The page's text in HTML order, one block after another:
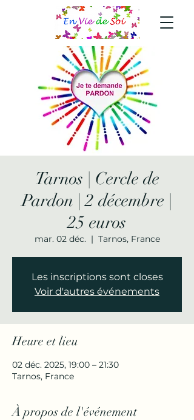
Tarnos | Cercle de
Pardon | 2 décembre |
25 euros
mar. 02 déc.
  |
Tarnos, France
Les inscriptions sont closes
Voir d'autres événements
Heure et lieu
02 déc. 2025, 19:00 – 21:30
Tarnos, France
À propos de l'événement